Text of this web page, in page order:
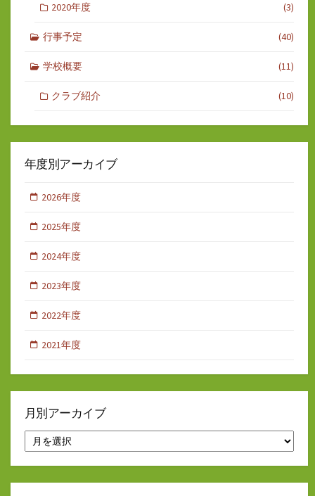
2020年度 (3)
行事予定 (40)
学校概要 (11)
クラブ紹介 (10)
年度別アーカイブ
2026年度
2025年度
2024年度
2023年度
2022年度
2021年度
月別アーカイブ
別
ア